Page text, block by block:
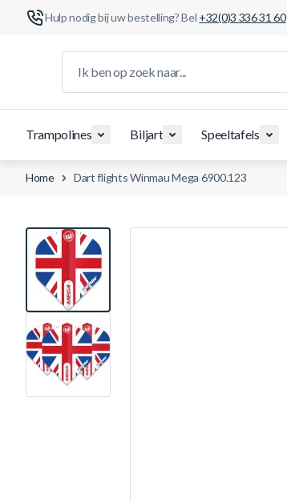
Hulp nodig bij uw bestelling? Bel +32(0)3 336 31 60
Trampolines Biljart Speeltafels
Home Dart flights Winmau Mega 6900.123
View larger image
View larger image